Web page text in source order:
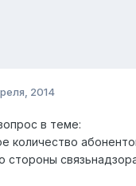
2014
в теме:
количество
стороны